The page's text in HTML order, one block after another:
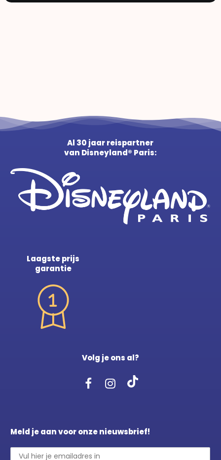
Al 30 jaar reispartner
van Disneyland® Paris:
Laagste prijs
garantie
Volg je ons al?
Meld je aan voor onze nieuwsbrief!